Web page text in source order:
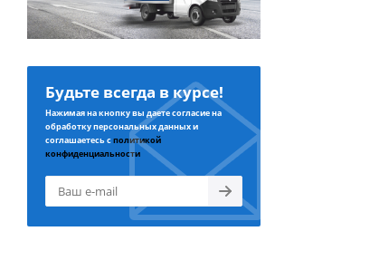
Будьте всегда в курсе!
Нажимая на кнопку вы даете согласие на
обработку персональных данных и
соглашаетесь сполитикой
конфиденциальности